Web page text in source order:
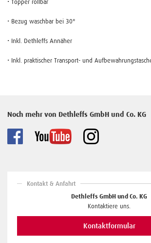
• Topper rollbar
• Bezug waschbar bei 30°
• Inkl. Dethleffs Annäher
• Inkl. praktischer Transport- und
Noch mehr von Dethleffs GmbH und Co. KG
Kontakt & Anfahrt
Dethleffs GmbH und Co. KG
Kontaktiere uns.
Kontaktformular